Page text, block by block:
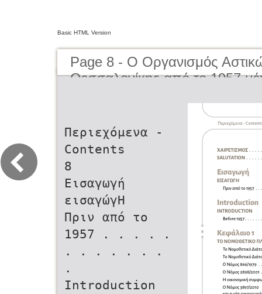
Basic HTML Version
Page 8 - O Οργανισμός
Θεσσαλονίκης από το 1957
Thessaloniki from 1957 to the
Περιεχόμενα -
Contents
8
Εισαγωγή
εισαγώγΗ
Πριν από το
1957 . . . . .
. . . . . . .
.
Introduction